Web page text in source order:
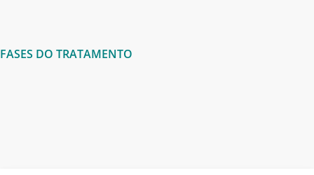
FASES DO TRATAMENTO